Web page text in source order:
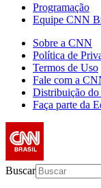
Programação
Equipe CNN
Sobre a CNN
Política de
Termos de Uso
Fale com a
Distribuição do
Faça parte da
Buscar